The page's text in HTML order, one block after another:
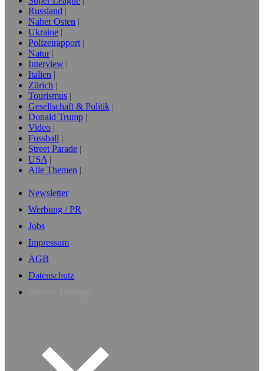
Russland
Naher Osten
Ukraine
Polizeirapport
Natur
Interview
Italien
Zürich
Tourismus
Gesellschaft & Politik
Donald Trump
Video
Fussball
Street Parade
USA
Alle Themen
Newsletter
Werbung / PR
Jobs
Impressum
AGB
Datenschutz